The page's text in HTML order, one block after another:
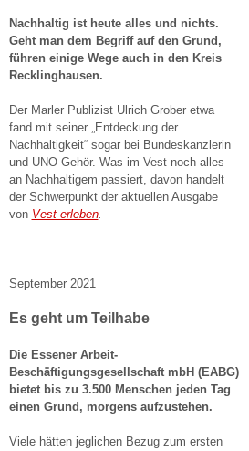
Nachhaltig ist heute alles und nichts.
Geht man dem Begriff auf den Grund,
führen einige Wege auch in den Kreis
Recklinghausen.
Der Marler Publizist Ulrich Grober etwa
fand mit seiner „Entdeckung der
Nachhaltigkeit“ sogar bei Bundeskanzlerin
und UNO Gehör. Was im Vest noch alles
an Nachhaltigem passiert, davon handelt
der Schwerpunkt der aktuellen Ausgabe
von Vest erleben.
September 2021
Es geht um Teilhabe
Die Essener Arbeit-
Beschäftigungsgesellschaft mbH (EABG)
bietet bis zu 3.500 Menschen jeden Tag
einen Grund, morgens aufzustehen.
Viele hätten jeglichen Bezug zum ersten